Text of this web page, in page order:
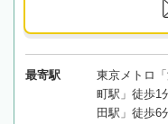
最寄駅
東京メトロ
町駅」徒歩1
田駅」徒歩6